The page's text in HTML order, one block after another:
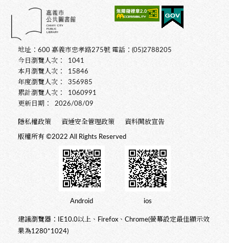
地址：600 嘉義市忠孝路275號 電話：(05)2788205
今日瀏覽人次：
1041
本月瀏覽人次：
15846
年度瀏覽人次：
356985
累計瀏覽人次：
1060991
更新日期：
2026/08/09
隱私權政策 資通安全管理政策 資料開放宣告
版權所有 ©2022 All Rights Reserved
Android ios
建議瀏覽器：IE10.0以上、Firefox、Chrome(螢幕設定最佳顯示效
果為1280*1024)